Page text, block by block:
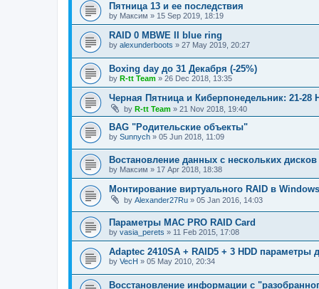
Пятница 13 и ее последствия
by Максим » 15 Sep 2019, 18:19
RAID 0 MBWE II blue ring
by alexunderboots » 27 May 2019, 20:27
Boxing day до 31 Декабря (-25%)
by R-tt Team » 26 Dec 2018, 13:35
Черная Пятница и Киберпонедельник: 21-28
by R-tt Team » 21 Nov 2018, 19:40
BAG "Родительские объекты"
by Sunnych » 05 Jun 2018, 11:09
Востановление данных с нескольких
by Максим » 17 Apr 2018, 18:38
Монтирование виртуального RAID в Windows
by Alexander27Ru » 05 Jan 2016, 14:03
Параметры МАС PRO RAID Card
by vasia_perets » 11 Feb 2015, 17:08
Adaptec 2410SA + RAID5 + 3 HDD параметры
by VecH » 05 May 2010, 20:34
Восстановление информации с